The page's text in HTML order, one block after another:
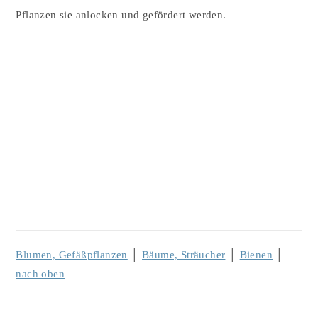
Pflanzen sie anlocken und gefördert werden.
Blumen, Gefäßpflanzen │Bäume, Sträucher Bienen
nach oben